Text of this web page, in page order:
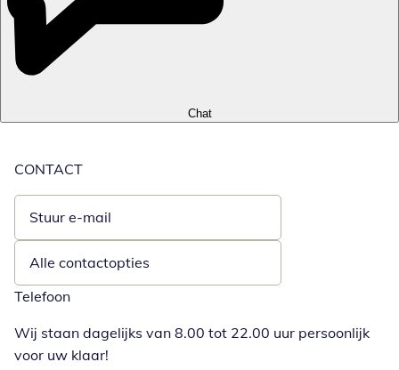
Chat
CONTACT
Stuur e-mail
Opent e-mailclient
Alle contactopties
Telefoon
Wij staan dagelijks van 8.00 tot 22.00 uur persoonlijk
voor uw klaar!